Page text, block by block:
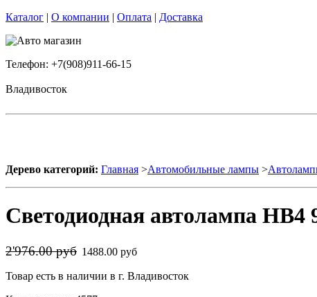
Каталог | О компании | Оплата | Доставка
Телефон: +7(908)911-66-15
Владивосток
Дерево категорий: Главная >Автомобильные лампы >
Светодиодная автолампа
2'976.00 руб 1488.00 руб
Товар есть в наличии в г. Владивосток